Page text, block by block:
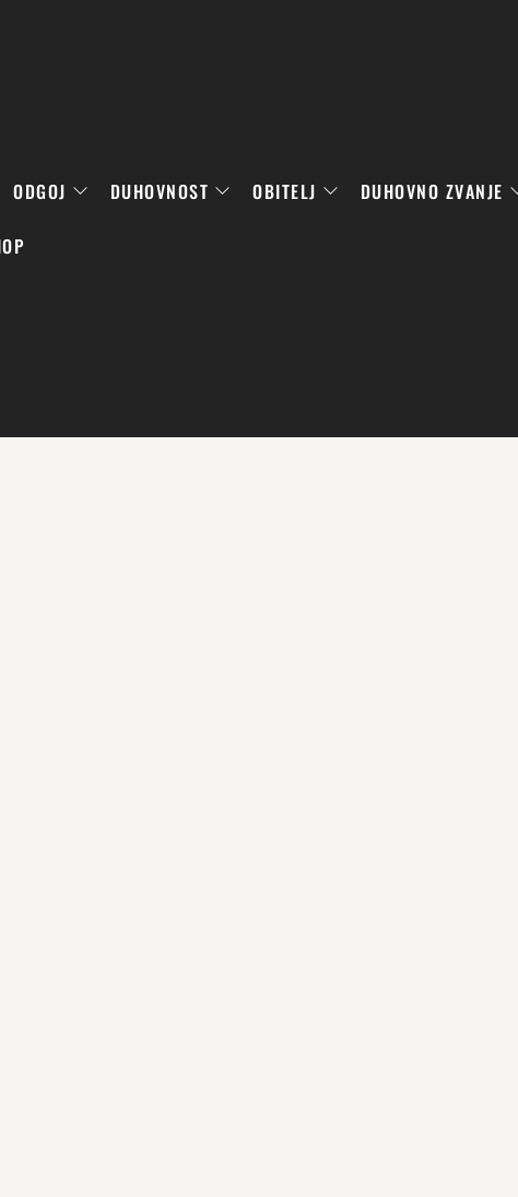
ODGOJ DUHOVNOST OBITELJ DUHOVNO ZVANJE